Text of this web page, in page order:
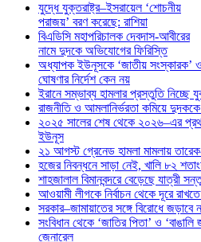
যুদ্ধে যুক্তরাষ্ট্র–ইসরায়েল ‘শোচনীয়
পরাজয়’ বরণ করেছে: রাশিয়া
বিএডিসি মহাপরিচালক দেবদাস-আবীরের
নামে দুদকে অভিযোগের ফিরিস্তি
অধ্যাপক ইউনূসকে ‘জাতীয় সংস্কারক’
ঘোষণার নির্দেশ কেন নয়
ইরানে সম্ভাব্য হামলার প্রস্তুতি নিচ্ছে
রাজনীতি ও আমলানির্ভরতা কমিয়ে
২০২৫ সালের শেষ থেকে ২০২৬–এর
ইউনূস
২১ আগস্ট গ্রেনেড হামলা মামলায়
হজের নিবন্ধনে সাড়া নেই, খালি ৮২
শাহজালাল বিমানবন্দরে বেড়েছে যাত্রী
আওয়ামী লীগকে নির্বাচন থেকে দূরে
সরকার–জামায়াতের সঙ্গে বিরোধে জড়াবে
সংবিধান থেকে ‘জাতির পিতা’ ও ‘বাঙালি
জেনারেল